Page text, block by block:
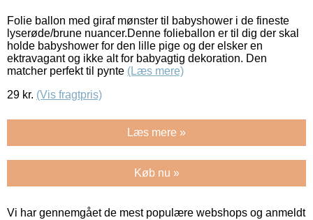
Folie ballon med giraf mønster til babyshower i de fineste
lyserøde/brune nuancer.Denne folieballon er til dig der skal
holde babyshower for den lille pige og der elsker en
ektravagant og ikke alt for babyagtig dekoration. Den
matcher perfekt til pynte (Læs mere)
29 kr. (Vis fragtpris)
Læs mere »
Køb nu »
Vi har gennemgået de mest populære webshops og anmeldt